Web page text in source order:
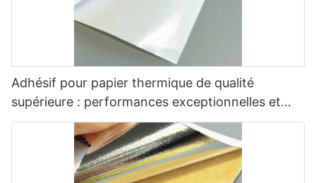
Adhésif pour papier thermique de qualité
supérieure : performances exceptionnelles et
polyvalentes